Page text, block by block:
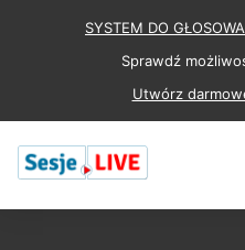
SYSTEM DO
Sprawdź
Utwórz